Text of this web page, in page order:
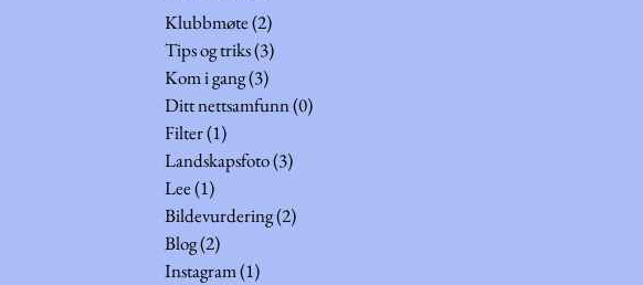
Klubbmøte(2)
Tips og triks(3)
Kom i gang(3)
Ditt nettsamfunn(0)
Filter(1)
Landskapsfoto(3)
Lee(1)
Bildevurdering(2)
Blog(2)
Instagram(1)